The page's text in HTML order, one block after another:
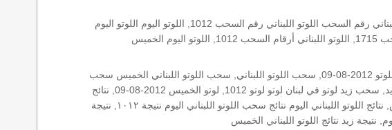
اللوتو اللبناني الخميس, اللوتو اللبناني الخميس اللوتو اللبناني الخميس 2012-08-09, اللوتو اللبناني اليوم اللوتو اللبناني رقم السحب اللوتو اللبناني رقم السحب 1012, اللوتو اليوم اللوتو اليوم
رقم السحب: 1012, زيد, زيد 1012, سحب 1012, سحب الخميس سحب اللوتو سحب اللوتو ١٣ أيار ٢٠١٩ سحب اللوتو 2012-08-09, سحب اللوتو اللبناني, سحب اللوتو اللبناني الخميس سحب
اللوتو اللبناني الخميس سحب اللوتو اللبناني اليوم, سحب اللوتو اللبناني للإصدار 1012, سحب اللوتو اليوم سحب زيد, سحب زيد لوتو في لبنان لوتو لوتو 1012, لوتو الخميس 2012-08-09, نتائج
الخميس, نتائج اللوتو نتائج اللوتو 2012-08-09, نتائج اللوتو الخميس, نتائج اللوتو اللبناني نتائج اللوتو اللبناني الخميس, نتائج اللوتو اللبناني اليوم نتائج سحب اللوتو اللبناني اليوم نتيجة ١٠١٢, نتيجة